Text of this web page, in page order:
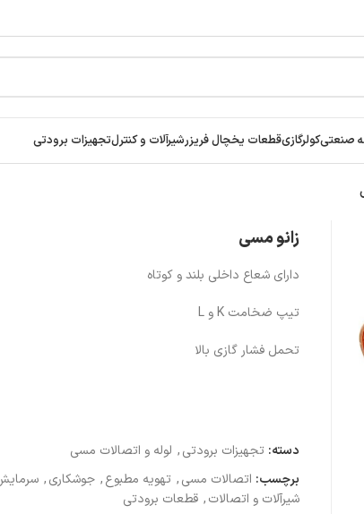
صنعتیکولرگازیقطعات یخچال فریزرشیرآلات و کنترلتجهیزات برودتی
زانو مسی
دارای شعاع داخلی بلند و کوتاه
تیپ ضخامت K و L
تحمل فشار گازی بالا
دسته: تجهیزات برودتی, لوله و اتصالات مسی
برچسب: اتصالات مسی, تهویه مطبوع, جوشکاری,
شیرآلات و اتصالات, قطعات برودتی